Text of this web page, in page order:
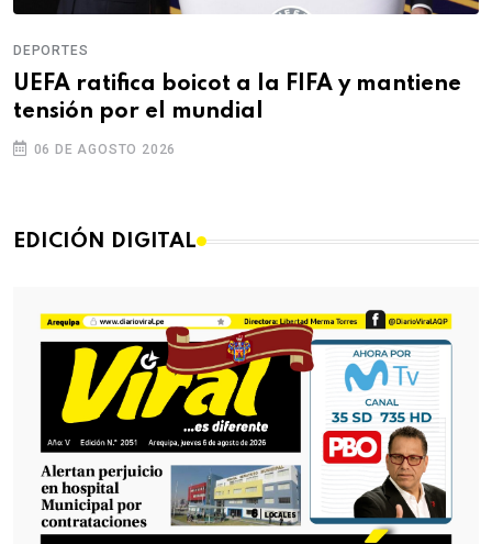
DEPORTES
UEFA ratifica boicot a la FIFA y mantiene
tensión por el mundial
06 DE AGOSTO 2026
EDICIÓN DIGITAL